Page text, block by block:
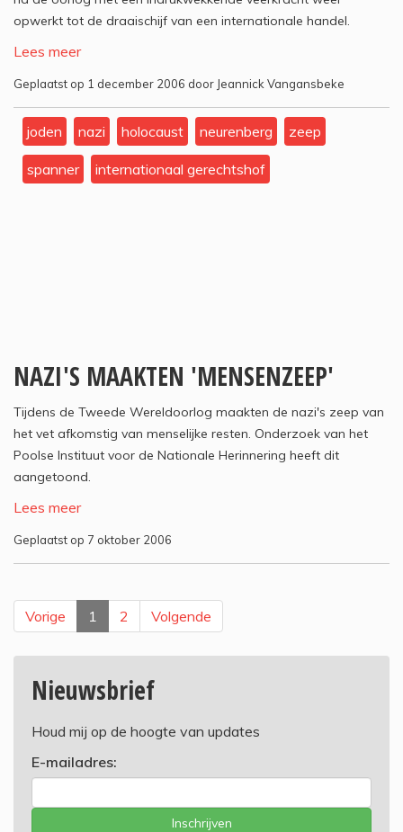
opwerkt tot de draaischijf van een internationale handel.
Lees meer
Geplaatst op 1 december 2006 door Jeannick Vangansbeke
joden nazi holocaust neurenberg zeep
spanner internationaal gerechtshof
NAZI'S MAAKTEN 'MENSENZEEP'
Tijdens de Tweede Wereldoorlog maakten de nazi's zeep van
het vet afkomstig van menselijke resten. Onderzoek van het
Poolse Instituut voor de Nationale Herinnering heeft dit
aangetoond.
Lees meer
Geplaatst op 7 oktober 2006
Vorige 1 2 Volgende
Nieuwsbrief
Houd mij op de hoogte van updates
E-mailadres:
Inschrijven